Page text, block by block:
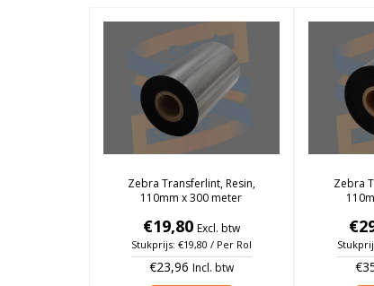
Zebra Transferlint, Resin,
110mm x 300 meter
€19,80 Excl. btw
Stukprijs: €19,80 / Per Rol
€23,96 Incl. btw
Zebra